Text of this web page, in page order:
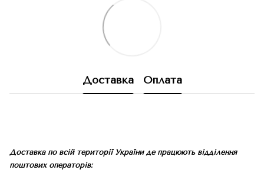
Доставка Оплата
Доставка по всій території України де працюють відділення
поштових операторів: